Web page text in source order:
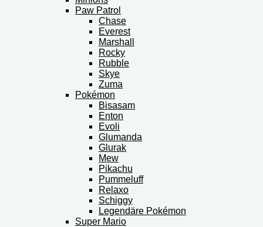
Paw Patrol
Chase
Everest
Marshall
Rocky
Rubble
Skye
Zuma
Pokémon
Bisasam
Enton
Evoli
Glumanda
Glurak
Mew
Pikachu
Pummeluff
Relaxo
Schiggy
Legendäre Pokémon
Super Mario